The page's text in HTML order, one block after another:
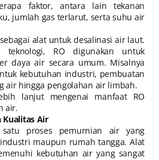
faktor, antara lain tekanan
jumlah gas terlarut, serta suhu air
alat untuk desalinasi air laut.
teknologi, RO digunakan untuk
daya air secara umum. Misalnya
kebutuhan industri, pembuatan
air hingga pengolahan air limbah.
lanjut mengenai manfaat RO
air.
Kualitas Air
proses pemurnian air yang
maupun rumah tangga. Alat
kebutuhan air yang sangat